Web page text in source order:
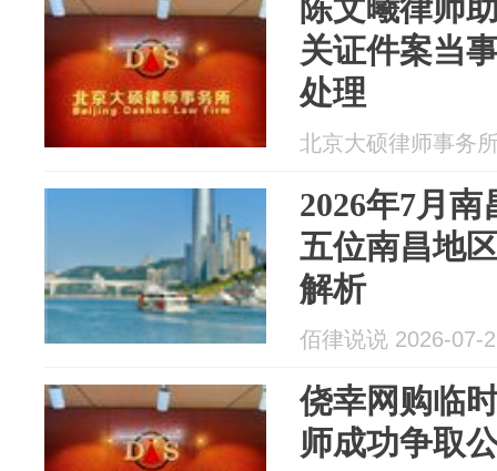
陈文曦律师
关证件案当
处理
北京大硕律师事务
2026年7月
五位南昌地
解析
佰律说说 2026-07-
侥幸网购临
师成功争取